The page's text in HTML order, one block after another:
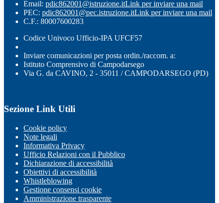
Email: pdic862001@istruzione.itLink per inviare una mail
PEC: pdic862001@pec.istruzione.itLink per inviare una mail
C.F.: 80007600283
Codice Univoco Ufficio-IPA UFCF57
Inviare comunicazioni per posta ordin./raccom. a:
Istituto Comprensivo di Campodarsego
Via G. da CAVINO, 2 - 35011 / CAMPODARSEGO (PD)
Sezione Link Utili
Cookie policy
Note legali
Informativa Privacy
Ufficio Relazioni con il Pubblico
Dichiarazione di accessibilità
Obiettivi di accessibilità
Whistleblowing
Gestione consensi cookie
Amministrazione trasparente